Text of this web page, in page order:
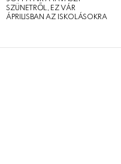
SZÜNETRŐL, EZ VÁR
ÁPRILISBAN AZ ISKOLÁSOKRA